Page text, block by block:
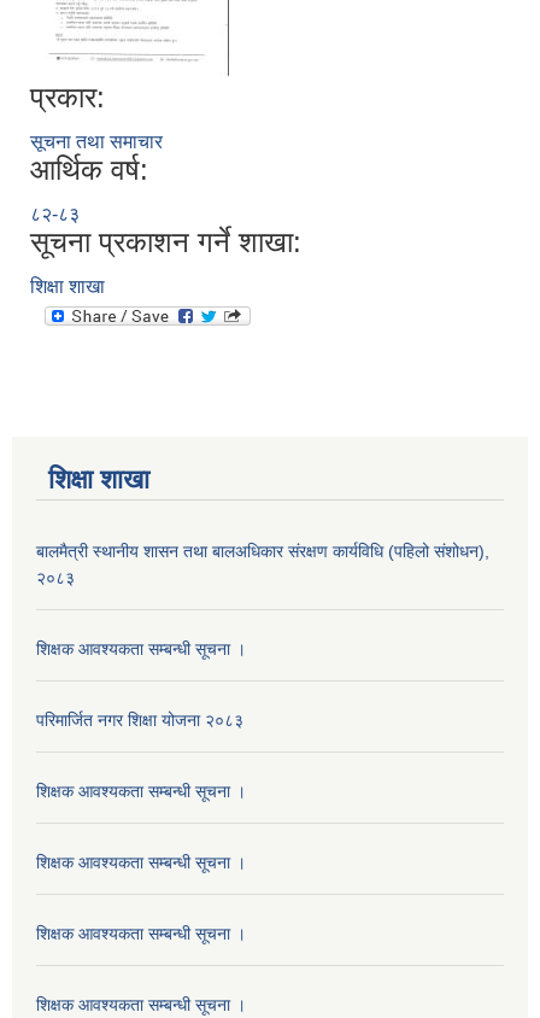
प्रकार:
सूचना तथा समाचार
आर्थिक वर्ष:
८२-८३
सूचना प्रकाशन गर्ने शाखा:
शिक्षा शाखा
शिक्षा शाखा
बालमैत्री स्थानीय शासन तथा बालअधिकार संरक्षण कार्यविधि (पहिलो संशोधन),
२०८३
शिक्षक आवश्यकता सम्बन्धी सूचना ।
परिमार्जित नगर शिक्षा योजना २०८३
शिक्षक आवश्यकता सम्बन्धी सूचना ।
शिक्षक आवश्यकता सम्बन्धी सूचना ।
शिक्षक आवश्यकता सम्बन्धी सूचना ।
शिक्षक आवश्यकता सम्बन्धी सूचना ।